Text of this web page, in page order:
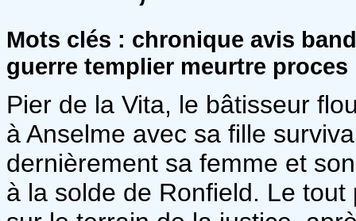
Mots clés : chronique avis
guerre templier meurtre proces
Pier de la Vita, le bâtisseur
à Anselme avec sa fille
dernièrement sa femme et
à la solde de Ronfield. Le